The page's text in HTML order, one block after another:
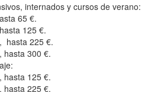
internados y cursos de verano:
65 €.
125 €.
hasta 225 €.
300 €.
125 €.
225 €.